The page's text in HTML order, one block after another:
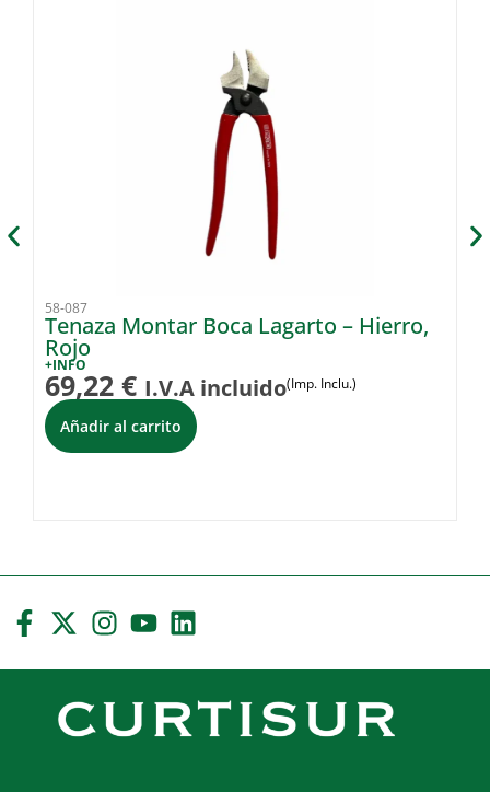
58-087
Tenaza Montar Boca Lagarto – Hierro,
Rojo
+INFO
69,22 € I.V.A incluido(Imp. Inclu.)
Añadir al carrito